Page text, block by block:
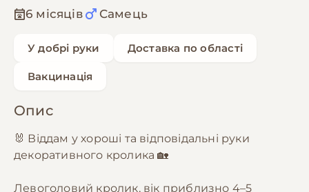
6 місяців Самець
У добрі руки Доставка по області
Вакцинація
Опис
🐰 Віддам у хороші та відповідальні руки
декоративного кролика 🏡
Левоголовий кролик, вік приблизно 4–5